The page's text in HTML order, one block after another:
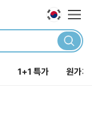
카테
1+1 특가 원가처